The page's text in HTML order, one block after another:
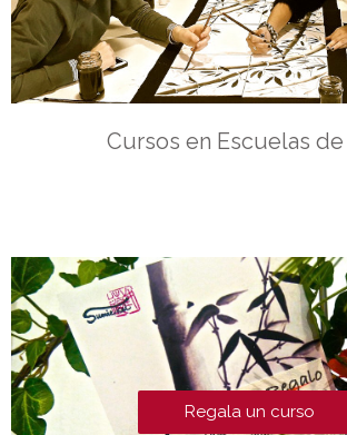
Cursos en Escuelas
Regala un curso